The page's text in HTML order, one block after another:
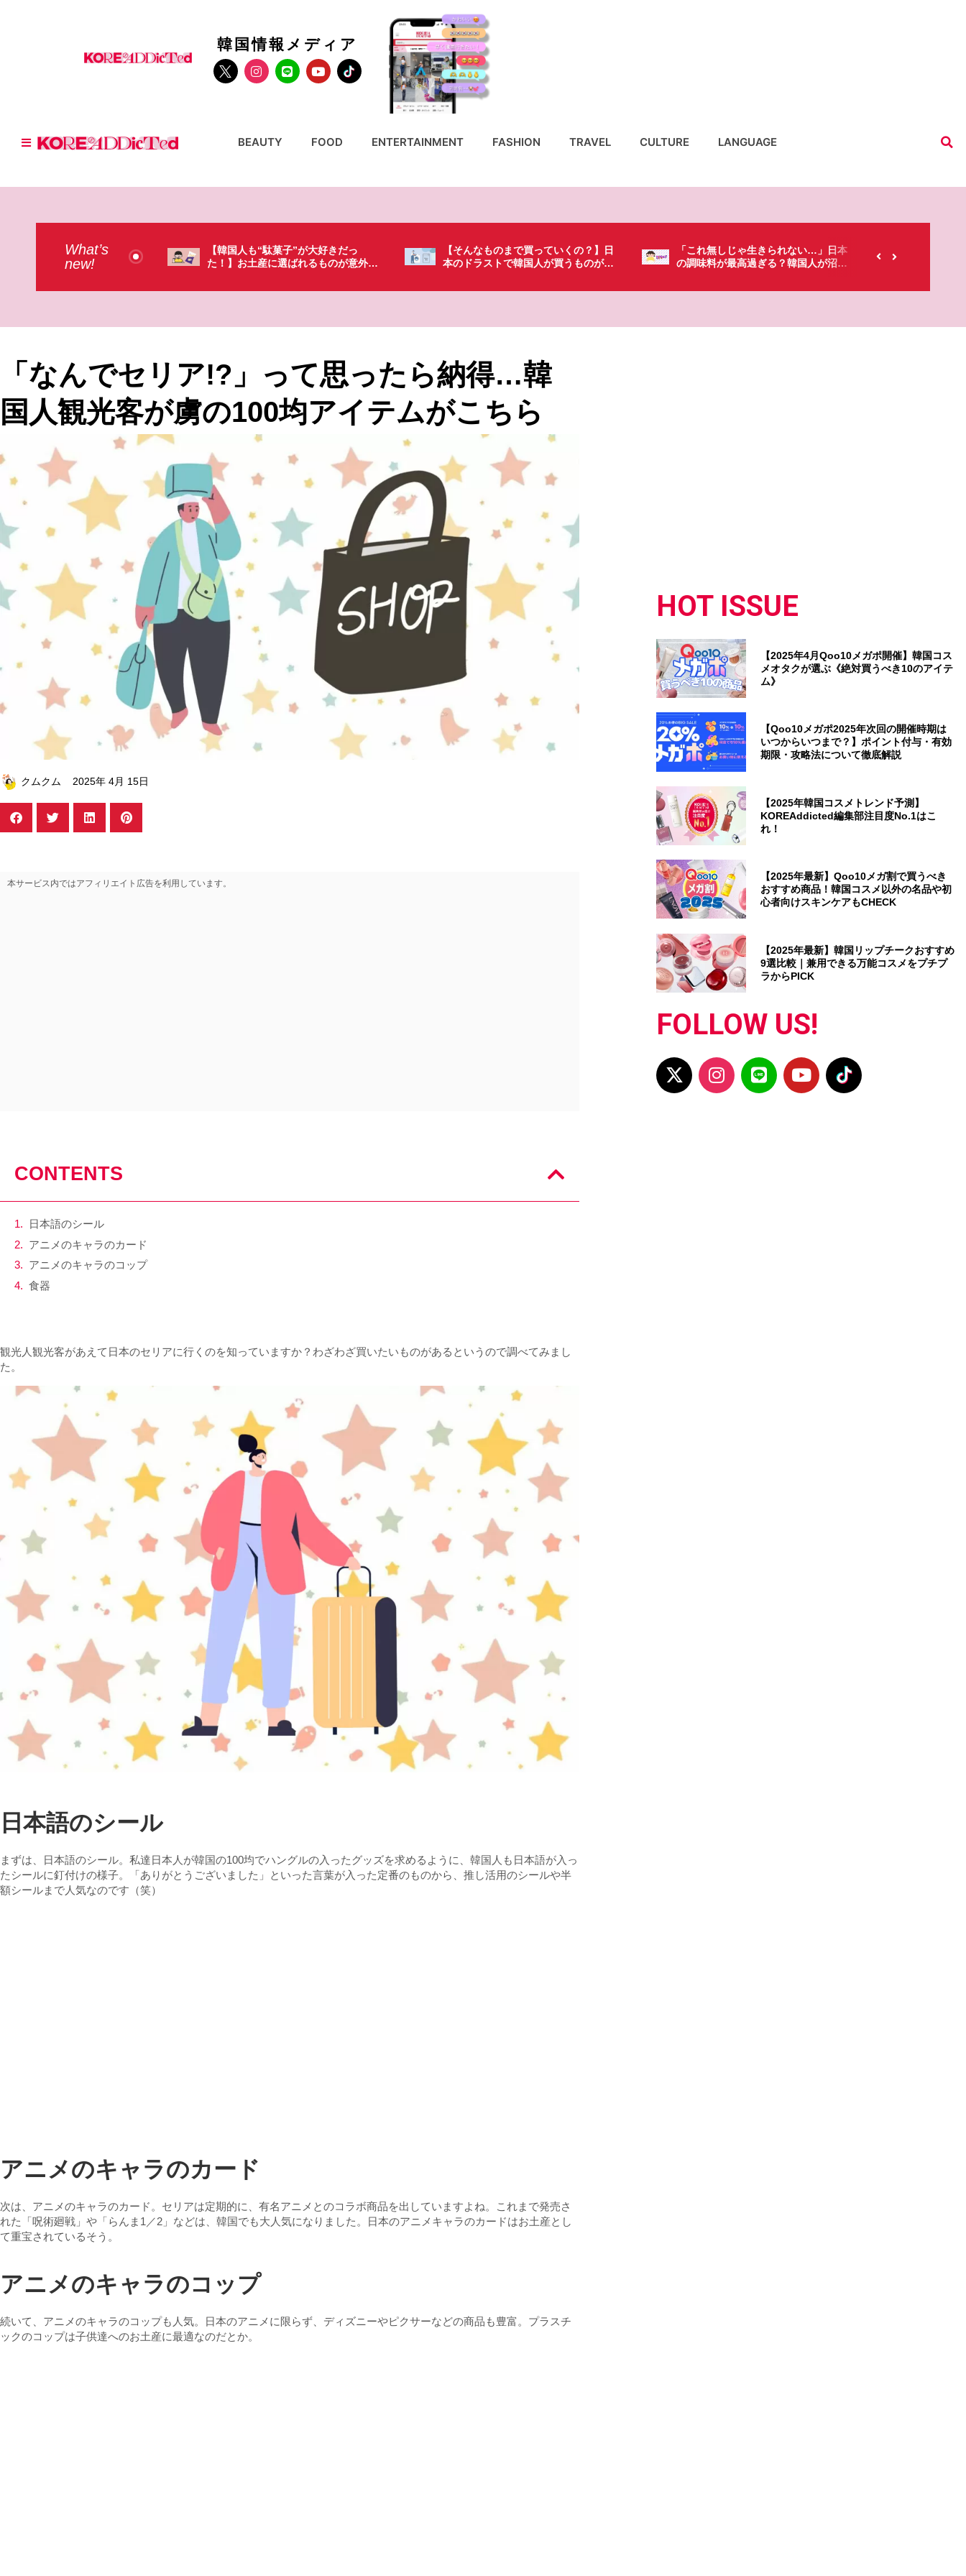
韓国情報メディア
BEAUTY FOOD ENTERTAINMENT FASHION TRAVEL CULTURE LANGUAGE
What’s
new!
人も“駄菓子”が大好きだっ
お土産に選ばれるものが意外過
【そんなものまで買っていくの？】日
本のドラストで韓国人が買うものがち
「これ無しじゃ生きられない…」日本
の調味料が最高過ぎる？韓国人が沼っ
【韓国にもあるのに…】なぜ日本のセ
ブンイレブンが韓国人に人気なの？
「なんでセリア!?」って思ったら納得…韓
国人観光客が虜の100均アイテムがこちら
クムクム 2025年 4月 15日
本サービス内ではアフィリエイト広告を利用しています。
CONTENTS
日本語のシール
アニメのキャラのカード
アニメのキャラのコップ
食器
観光人観光客があえて日本のセリアに行くのを知っていますか？わざわざ買いたいものがあるというので調べてみまし
た。
日本語のシール
まずは、日本語のシール。私達日本人が韓国の100均でハングルの入ったグッズを求めるように、韓国人も日本語が入っ
たシールに釘付けの様子。「ありがとうございました」といった言葉が入った定番のものから、推し活用のシールや半
額シールまで人気なのです（笑）
アニメのキャラのカード
次は、アニメのキャラのカード。セリアは定期的に、有名アニメとのコラボ商品を出していますよね。これまで発売さ
れた「呪術廻戦」や「らんま1／2」などは、韓国でも大人気になりました。日本のアニメキャラのカードはお土産とし
て重宝されているそう。
アニメのキャラのコップ
続いて、アニメのキャラのコップも人気。日本のアニメに限らず、ディズニーやピクサーなどの商品も豊富。プラスチ
ックのコップは子供達へのお土産に最適なのだとか。
HOT ISSUE
【2025年4月Qoo10メガポ開催】韓国コス
メオタクが選ぶ《絶対買うべき10のアイテ
ム》
【Qoo10メガポ2025年次回の開催時期は
いつからいつまで？】ポイント付与・有効
期限・攻略法について徹底解説
【2025年韓国コスメトレンド予測】
KOREAddicted編集部注目度No.1はこ
れ！
【2025年最新】Qoo10メガ割で買うべき
おすすめ商品！韓国コスメ以外の名品や初
心者向けスキンケアもCHECK
【2025年最新】韓国リップチークおすすめ
9選比較｜兼用できる万能コスメをプチプ
ラからPICK
FOLLOW US!